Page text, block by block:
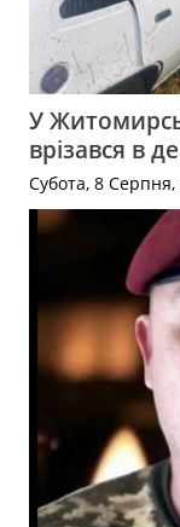
У
врізався в
Субота, 8 Серпня,